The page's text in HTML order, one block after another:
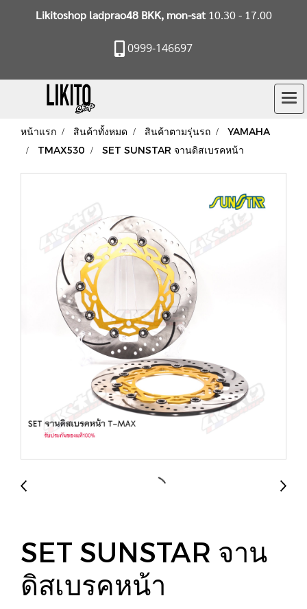
Likitoshop ladprao48 BKK, mon-sat10.30 - 17.00
0999-146697
หน้าแรก สินค้าทั้งหมด สินค้าตามรุ่นรถ
YAMAHA
TMAX530
SET SUNSTAR จานดิสเบรคหน้า
SET SUNSTAR จาน
ดิสเบรคหน้า